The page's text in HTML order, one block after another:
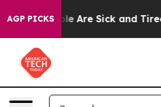
AGP PICKS
“People Are Sick and Tired